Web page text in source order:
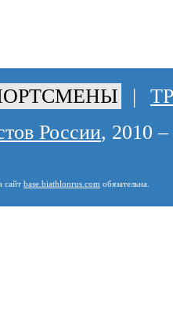
|
России, 2010
сайт base.biathlonrus.com обязательна.